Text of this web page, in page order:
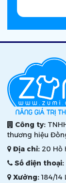
Công ty:
thương hiệu
Địa chỉ: 20 Hồ
Số điện thoại:
Xưởng:184/14